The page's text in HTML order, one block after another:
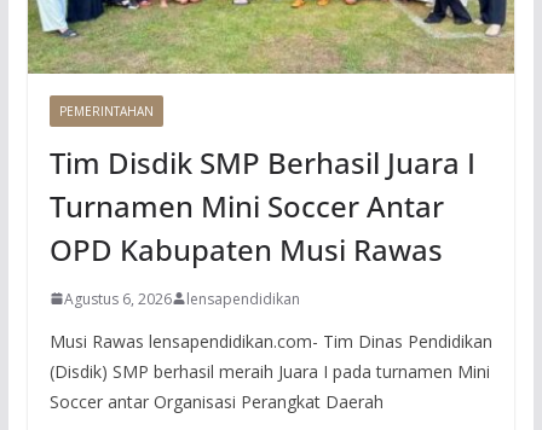
PEMERINTAHAN
Tim Disdik SMP Berhasil Juara I
Turnamen Mini Soccer Antar
OPD Kabupaten Musi Rawas
Agustus 6, 2026 lensapendidikan
Musi Rawas lensapendidikan.com- Tim Dinas Pendidikan
(Disdik) SMP berhasil meraih Juara I pada turnamen Mini
Soccer antar Organisasi Perangkat Daerah